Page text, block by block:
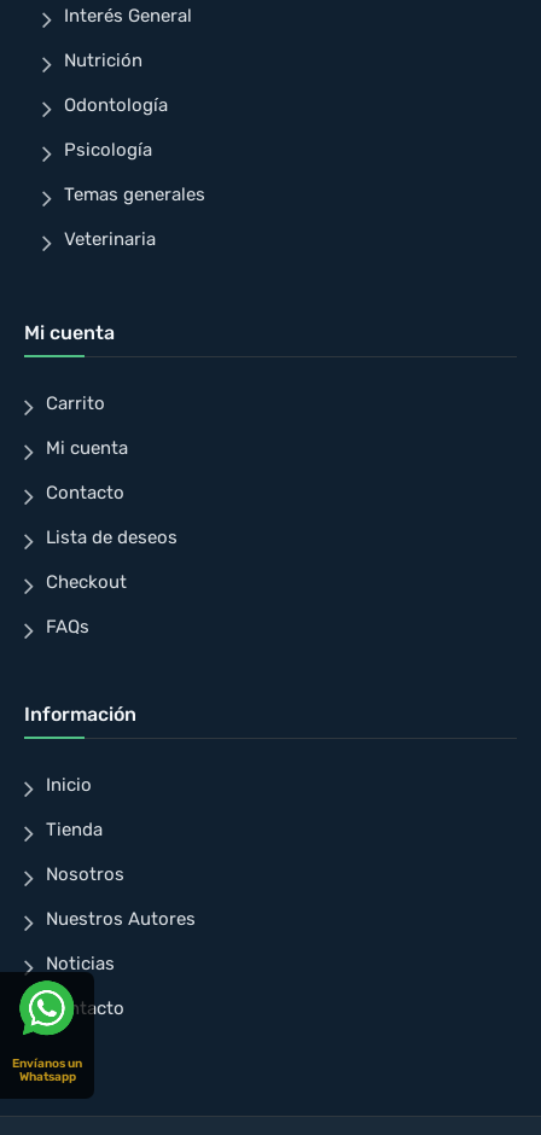
Interés General
Nutrición
Odontología
Psicología
Temas generales
Veterinaria
Mi cuenta
Carrito
Mi cuenta
Contacto
Lista de deseos
Checkout
FAQs
Información
Inicio
Tienda
Nosotros
Nuestros Autores
Noticias
Contacto
Envíanos un
Whatsapp